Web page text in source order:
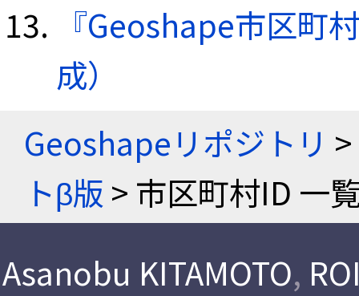
『Geoshape市区町
成）
Geoshapeリポジトリ >
トβ版 > 市区町村ID 一
Asanobu KITAMOTO,